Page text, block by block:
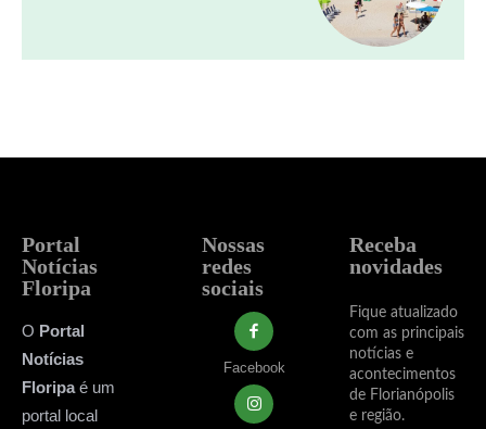
Portal
Notícias
Floripa
O Portal
Notícias
Floripaé um
portal local
Nossas
redes
sociais
Facebook
Receba
novidades
Fique atualizado
com as principais
notícias e
acontecimentos
de Florianópolis
e região.